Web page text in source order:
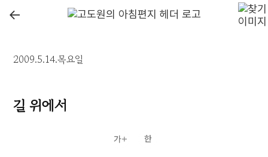
←
2009.5.14.목요일
길 위에서